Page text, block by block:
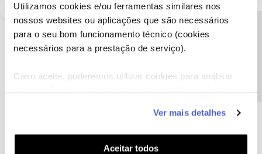
Utilizamos cookies e/ou ferramentas similares nos
nossos websites ou aplicações que são necessários
para o seu bom funcionamento técnico (cookies
necessários para a prestação de serviço).
Caso aceite, poderemos utilizar cookies para analisar
funcionalidades (cookies de personalização e
funcionalidade) e adaptar anúncios aos seus interesses
(cookies de publicidade personalizada). Pode gerir a
Ver mais detalhes
Aceitar todos